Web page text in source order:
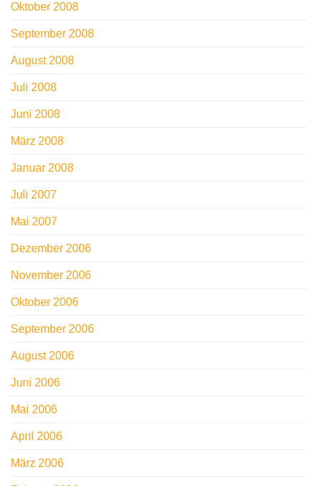
Oktober 2008
September 2008
August 2008
Juli 2008
Juni 2008
März 2008
Januar 2008
Juli 2007
Mai 2007
Dezember 2006
November 2006
Oktober 2006
September 2006
August 2006
Juni 2006
Mai 2006
April 2006
März 2006